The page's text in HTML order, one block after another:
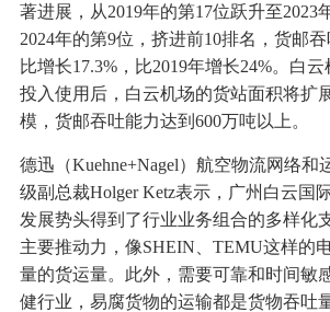
著进展，从2019年的第17位跃升至2023
2024年的第9位，挤进前10排名，货邮
比增长17.3%，比2019年增长24%。白
投入使用后，白云机场的货站面积将扩
模，货邮吞吐能力达到600万吨以上。
德迅（Kuehne+Nagel）航空物流网络和
级副总裁Holger Ketz表示，广州白云国
发展势头得到了行业业务组合的多样化
主要推动力，像SHEIN、TEMU这样的
量的货运量。此外，需要可靠和时间敏
健行业，易腐货物的运输都是货物吞吐